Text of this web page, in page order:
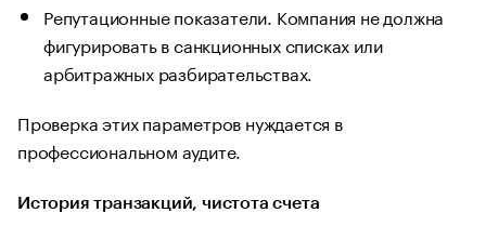
Репутационные показатели. Компания не должна
фигурировать в санкционных списках или
арбитражных разбирательствах.
Проверка этих параметров нуждается в
профессиональном аудите.
История транзакций, чистота счета